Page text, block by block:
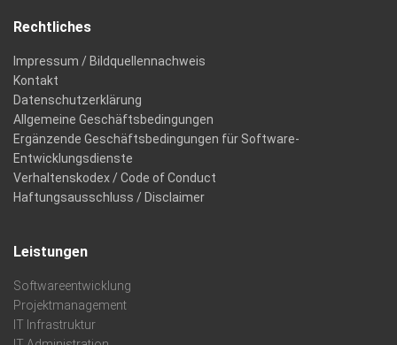
Rechtliches
Impressum / Bildquellennachweis
Kontakt
Datenschutzerklärung
Allgemeine Geschäftsbedingungen
Ergänzende Geschäftsbedingungen für Software-
Entwicklungsdienste
Verhaltenskodex / Code of Conduct
Haftungsausschluss / Disclaimer
Leistungen
Softwareentwicklung
Projektmanagement
IT Infrastruktur